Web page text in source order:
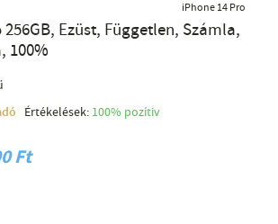
iPhone 14 Pro
Ezüst, Független, Számla,
100%
Értékelések: 100% pozítiv
Ft